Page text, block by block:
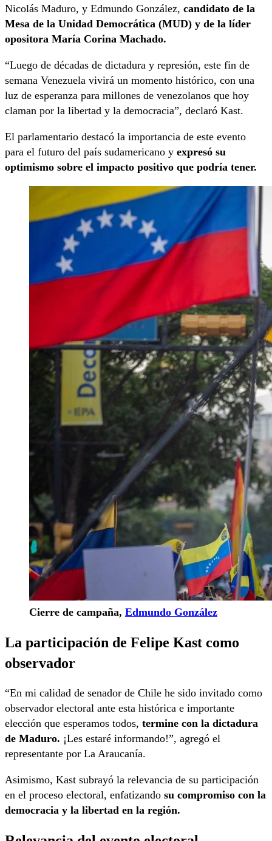
Nicolás Maduro, y Edmundo González, candidato de la
Mesa de la Unidad Democrática (MUD) y de la líder
opositora María Corina Machado.
“Luego de décadas de dictadura y represión, este fin de
semana Venezuela vivirá un momento histórico, con una
luz de esperanza para millones de venezolanos que hoy
claman por la libertad y la democracia”, declaró Kast.
El parlamentario destacó la importancia de este evento
para el futuro del país sudamericano y expresó su
optimismo sobre el impacto positivo que podría tener.
Cierre de campaña, Edmundo González
La participación de Felipe Kast como
observador
“En mi calidad de senador de Chile he sido invitado como
observador electoral ante esta histórica e importante
elección que esperamos todos, termine con la dictadura
de Maduro. ¡Les estaré informando!”, agregó el
representante por La Araucanía.
Asimismo, Kast subrayó la relevancia de su participación
en el proceso electoral, enfatizando su compromiso con la
democracia y la libertad en la región.